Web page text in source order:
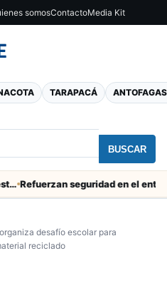
somosContactoMedia Kit
TARAPACÁ
BUSCAR
seguridad en el entorno
desafío escolar para
reciclado